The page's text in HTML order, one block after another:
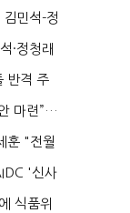
민석-정
·정청래
반격 주
마련”…
훈 "전월
'신사
식품위